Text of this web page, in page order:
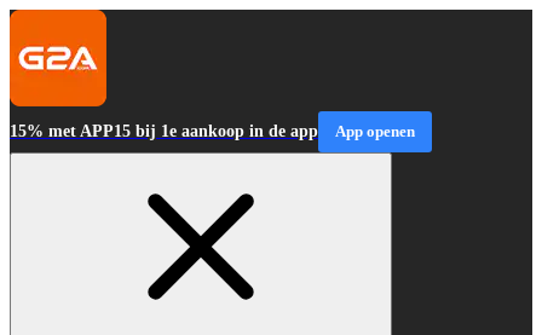
15% met APP15 bij 1e aankoop in de app App openen